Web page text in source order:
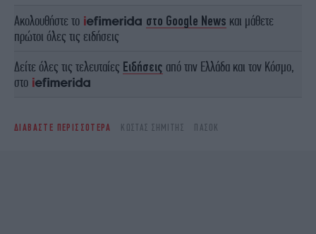
Ακολουθήστε το στο Google News και μάθετε
πρώτοι όλες τις ειδήσεις
Δείτε όλες τις τελευταίες Ειδήσεις από την Ελλάδα και τον Κόσμο,
στο
ΔΙΑΒΑΣΤΕ ΠΕΡΙΣΣΟΤΕΡΑ ΚΏΣΤΑΣ ΣΗΜΊΤΗΣ ΠΑΣΟΚ